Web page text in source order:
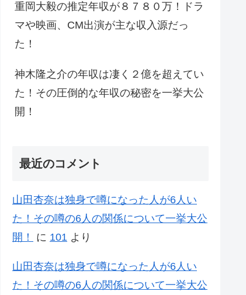
重岡大毅の推定年収が８７８０万！ドラ
マや映画、CM出演が主な収入源だっ
た！
神木隆之介の年収は凄く２億を超えてい
た！その圧倒的な年収の秘密を一挙大公
開！
最近のコメント
山田杏奈は独身で噂になった人が6人い
た！その噂の6人の関係について一挙大公
開！
に 101 より
山田杏奈は独身で噂になった人が6人い
た！その噂の6人の関係について一挙大公